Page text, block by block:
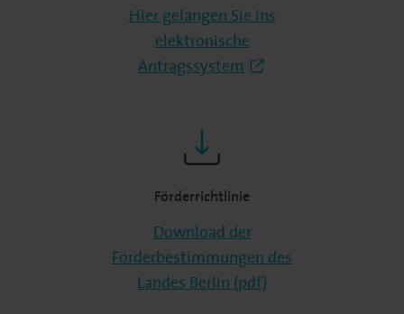
Hier gelangen Sie ins
elektronische
Antragssystem
Förderrichtlinie
Download der
Förderbestimmungen des
Landes Berlin (pdf)